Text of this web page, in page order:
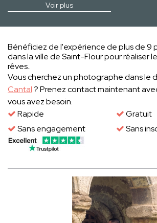
Voir plus
Bénéficiez de l'expérience de plus de 9
dans la ville de Saint-Flour pour réaliser
rêves..
Vous cherchez un photographe dans le
Cantal? Prenez contact maintenant
vous avez besoin.
Rapide
Gratuit
Sans engagement
Sans